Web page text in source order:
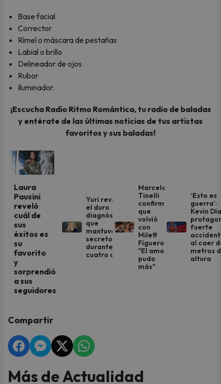
Base facial
Corrector
Rímel o máscara de pestañas
Labial o brillo
Delineador de ojos
Rubor
Iluminador.
¡Escucha Radio Ritmo Romántica, tu radio de baladas
y entérate de las últimas noticias de tus artistas
favoritos y sus baladas!
Laura
Pausini
reveló
cuál de
sus
éxitos es
su
favorito
y
sorprendió
a sus
seguidores
Yuri revela
el duro
diagnóstico
que
mantuvo en
secreto
durante
cuatro años
Marcelo
Tinelli
confirma
que
volvió
con
Milett
Figueroa:
"El amor
pudo
más"
‘Esto es
guerra’:
Kevin
fuerte
al caer
metros
altura
Compartir
Más de Actualidad